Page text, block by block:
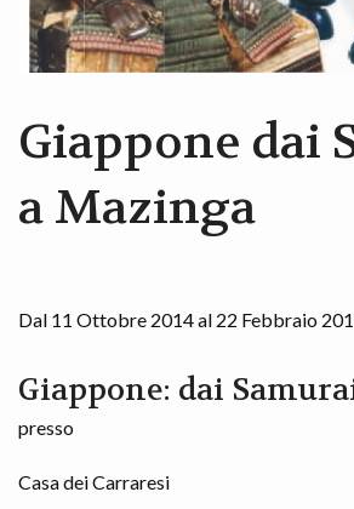
Giappone dai
a Mazinga
Dal 11 Ottobre 2014 al 22 Febbraio
Giappone: dai
presso
Casa dei Carraresi